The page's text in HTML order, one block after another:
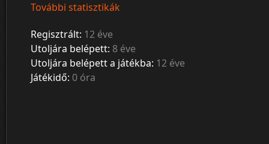
További statisztikák
Regisztrált: 12 éve
Utoljára belépett: 8 éve
Utoljára belépett a játékba: 12 éve
Játékidő: 0 óra